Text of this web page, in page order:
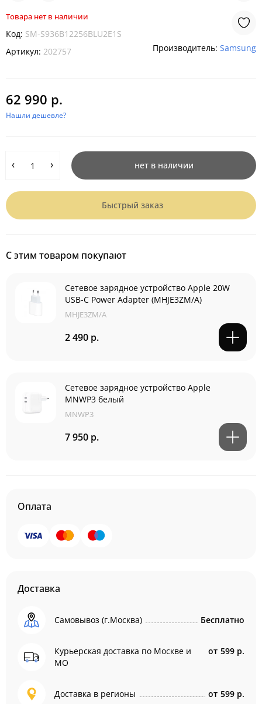
Товара нет в наличии
Код: SM-S936B12256BLU2E1S
Артикул: 202757 Производитель: Samsung
62 990 р.
Нашли дешевле?
нет в наличии
Быстрый заказ
С этим товаром покупают
Сетевое зарядное устройство Apple 20W
USB-C Power Adapter (MHJE3ZM/A)
MHJE3ZM/A
2 490 р.
Сетевое зарядное устройство Apple
MNWP3 белый
MNWP3
7 950 р.
Оплата
Доставка
Самовывоз (г.Москва) Бесплатно
Курьерская доставка по Москве и
МО
от 599 р.
Доставка в регионы от 599 р.